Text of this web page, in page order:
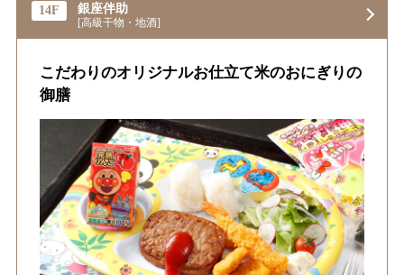
14F 銀座伴助
[高級干物・地酒]
こだわりのオリジナルお仕立て米のおにぎりの
御膳